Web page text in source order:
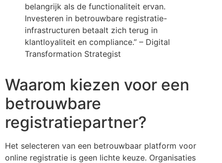
belangrijk als de functionaliteit ervan.
Investeren in betrouwbare registratie-
infrastructuren betaalt zich terug in
klantloyaliteit en compliance.” – Digital
Transformation Strategist
Waarom kiezen voor een
betrouwbare
registratiepartner?
Het selecteren van een betrouwbaar platform voor
online registratie is geen lichte keuze. Organisaties